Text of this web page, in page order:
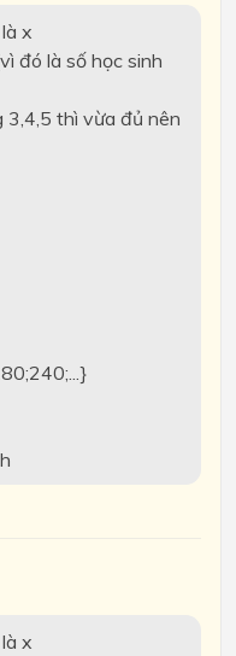
x
đó là số học sinh
3,4,5 thì vừa đủ nên
x